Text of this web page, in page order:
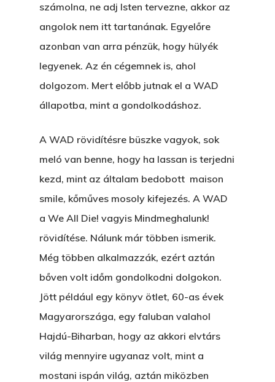
számolna, ne adj Isten tervezne, akkor az
angolok nem itt tartanának. Egyelőre
azonban van arra pénzük, hogy hülyék
legyenek. Az én cégemnek is, ahol
dolgozom. Mert előbb jutnak el a WAD
állapotba, mint a gondolkodáshoz.
A WAD rövidítésre büszke vagyok, sok
meló van benne, hogy ha lassan is terjedni
kezd, mint az általam bedobott maison
smile, kőműves mosoly kifejezés. A WAD
a We All Die! vagyis Mindmeghalunk!
rövidítése. Nálunk már többen ismerik.
Még többen alkalmazzák, ezért aztán
bőven volt időm gondolkodni dolgokon.
Jött például egy könyv ötlet, 60-as évek
Magyarországa, egy faluban valahol
Hajdú-Biharban, hogy az akkori elvtárs
világ mennyire ugyanaz volt, mint a
mostani ispán világ, aztán miközben